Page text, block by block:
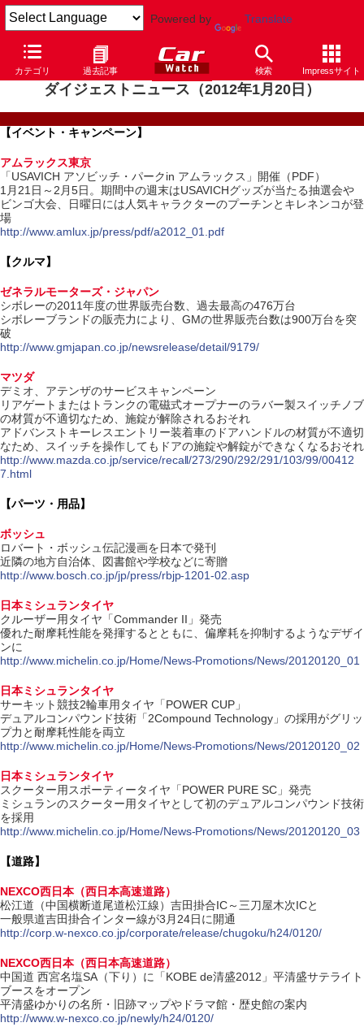
Powered by Translate
カテゴリ 過去記事 検索 Impressサイト
ダイジェストニュース（2012年1月20日）
【イベント・キャンペーン】
アムラックス東京
「USAVICH アソビッチ・パークin アムラックス」開催（PDF）
1月21日～2月5日。期間中の週末はUSAVICHグッズが当たる抽選会や
ビンゴ大会、日曜日には人気キャラクターのプーチンとキレネンコが登
場
http://www.amlux.jp/press/pdf/a2012_01.pdf
【クルマ】
ゼネラルモーターズ・ジャパン
シボレーの2011年度の世界販売台数、過去最高の476万台
シボレーブランドの販売力により、GMの世界販売台数は900万台を突
破
http://www.gmjapan.co.jp/newsrelease/detail/9179/
マツダ
デミオ、アテンザのサービスキャンペーン
リアゲートまたはトランクの電磁式オープナーのラバー製スイッチノブ
の材質が不適切なため、施錠が解除されるおそれ
アドバンストキーレスエントリー装着車のドアハンドルの材質が不適切
なため、スイッチを操作してもドアの施錠や解錠ができなくなるおそれ
http://www.mazda.co.jp/service/recall/273/290/292/291/103/99/00412
7.html
【パーツ・用品】
ボッシュ
ロバート・ボッシュ伝記漫画を日本で発刊
近隣の地方自治体、図書館や学校などに寄贈
http://www.bosch.co.jp/jp/press/rbjp-1201-02.asp
日本ミシュランタイヤ
クルーザー用タイヤ「Commander II」発売
優れた耐摩耗性能を発揮するとともに、偏摩耗を抑制するようなデザイ
ンに
http://www.michelin.co.jp/Home/News-Promotions/News/20120120_01
日本ミシュランタイヤ
サーキット競技2輪車用タイヤ「POWER CUP」
デュアルコンパウンド技術「2Compound Technology」の採用がグリッ
プ力と耐摩耗性能を両立
http://www.michelin.co.jp/Home/News-Promotions/News/20120120_02
日本ミシュランタイヤ
スクーター用スポーティータイヤ「POWER PURE SC」発売
ミシュランのスクーター用タイヤとして初のデュアルコンパウンド技術
を採用
http://www.michelin.co.jp/Home/News-Promotions/News/20120120_03
【道路】
NEXCO西日本（西日本高速道路）
松江道（中国横断道尾道松江線）吉田掛合IC～三刀屋木次ICと
一般県道吉田掛合インター線が3月24日に開通
http://corp.w-nexco.co.jp/corporate/release/chugoku/h24/0120/
NEXCO西日本（西日本高速道路）
中国道 西宮名塩SA（下り）に「KOBE de清盛2012」平清盛サテライト
ブースをオープン
平清盛ゆかりの名所・旧跡マップやドラマ館・歴史館の案内
http://www.w-nexco.co.jp/newly/h24/0120/